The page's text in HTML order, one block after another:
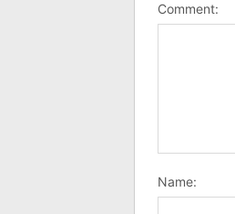
Comment:
Name: